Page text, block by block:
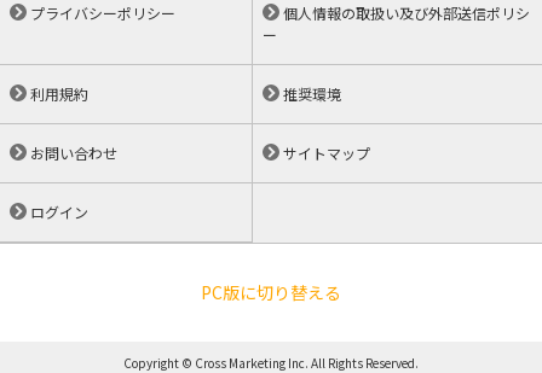
プライバシーポリシー
個人情報の取扱い及び外部送信ポリシ
ー
利用規約 推奨環境
お問い合わせ サイトマップ
ログイン
PC版に切り替える
Copyright © Cross Marketing Inc. All Rights Reserved.